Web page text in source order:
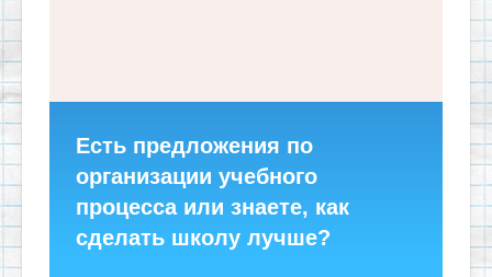
Есть предложения по
организации учебного
процесса или знаете, как
сделать школу лучше?